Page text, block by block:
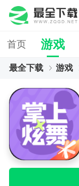
首页 游戏
最全下载 游戏